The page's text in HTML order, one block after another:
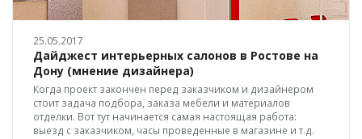
25.05.2017
Дайджест интерьерных салонов в Ростове на
Дону (мнение дизайнера)
Когда проект закончен перед заказчиком и дизайнером
стоит задача подбора, заказа мебели и материалов
отделки. Вот тут начинается самая настоящая работа:
выезд с заказчиком, часы проведенные в магазине и т.д.